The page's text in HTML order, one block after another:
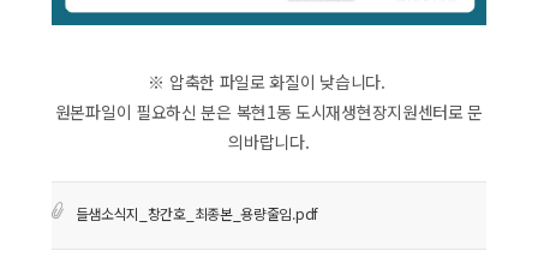
※ 압축한 파일로 화질이 낮습니다.
원본파일이 필요하신 분은 복현1동 도시재생현장지원센터로 문
의바랍니다.
들샘소식지_창간호_최종본_용량줄임.pdf